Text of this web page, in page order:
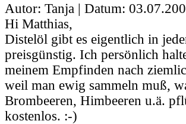
Autor: Tanja | Datum:
Hi Matthias,
Distelöl gibt es eigentlich in
preisgünstig. Ich persönlich
meinem Empfinden nach
weil man ewig sammeln muß,
Brombeeren, Himbeeren u.ä.
kostenlos. :-)